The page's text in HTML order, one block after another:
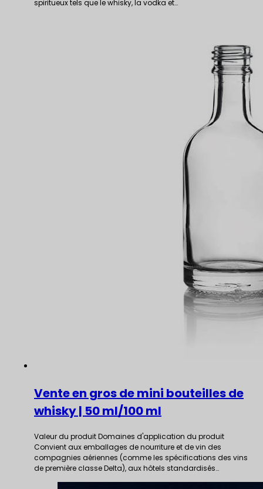
spiritueux tels que le whisky, la vodka et…
Vente en gros de mini bouteilles de
whisky | 50 ml/100 ml
Valeur du produit Domaines d'application du produit
Convient aux emballages de nourriture et de vin des
compagnies aériennes (comme les spécifications des vins
de première classe Delta), aux hôtels standardisés…